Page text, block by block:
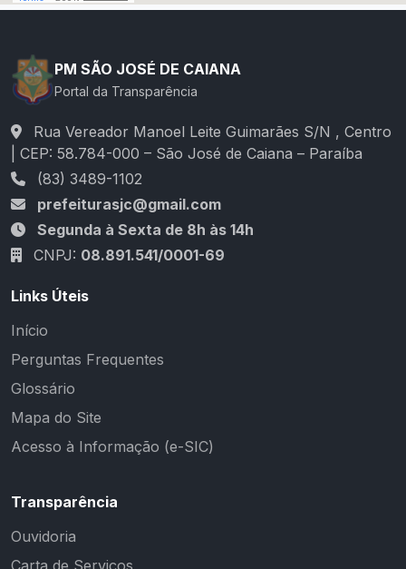
PM SÃO JOSÉ DE CAIANA
Portal da Transparência
Rua Vereador Manoel Leite Guimarães S/N , Centro
| CEP: 58.784-000 – São José de Caiana – Paraíba
(83) 3489-1102
prefeiturasjc@gmail.com
Segunda à Sexta de 8h às 14h
CNPJ: 08.891.541/0001-69
Links Úteis
Início
Perguntas Frequentes
Glossário
Mapa do Site
Acesso à Informação (e-SIC)
Transparência
Ouvidoria